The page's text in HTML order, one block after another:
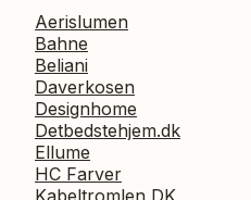
Aerislumen
Bahne
Beliani
Daverkosen
Designhome
Detbedstehjem.dk
Ellume
HC Farver
Kabeltromlen DK